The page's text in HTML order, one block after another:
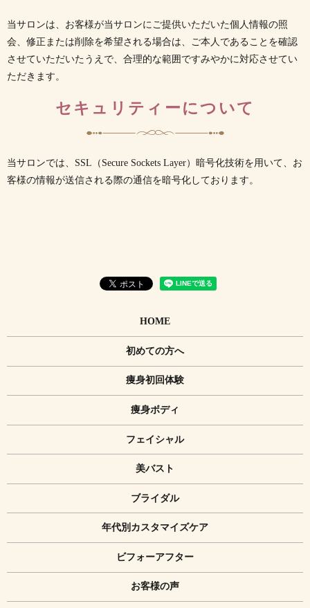
当サロンは、お客様が当サロンにご提供いただいた個人情報の照
会、修正または削除を希望される場合は、ご本人であることを確認
させていただいたうえで、合理的な範囲ですみやかに対応させてい
ただきます。
セキュリティーについて
当サロンでは、SSL（Secure Sockets Layer）暗号化技術を用いて、お
客様の情報が送信される際の通信を暗号化しております。
HOME
初めての方へ
痩身初回体験
痩身ボディ
フェイシャル
美バスト
ブライダル
年代別カスタマイズケア
ビフォーアフター
お客様の声